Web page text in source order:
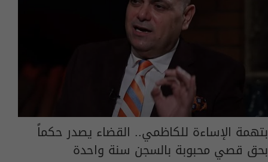
بتهمة الإساءة للكاظمي.. القضاء يصدر حكماً
بحق قصي محبوبة بالسجن سنة واحدة